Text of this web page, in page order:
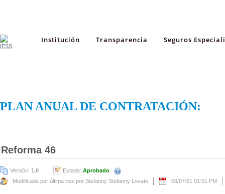
Institución Transparencia Seguros
PLAN ANUAL DE CONTRATACIÓN:
Reforma 46
Versión: 1.0 Estado: Aprobado
Modificado por última vez por Stefanny Stefanny Lovato
09/07/21 01:51 PM